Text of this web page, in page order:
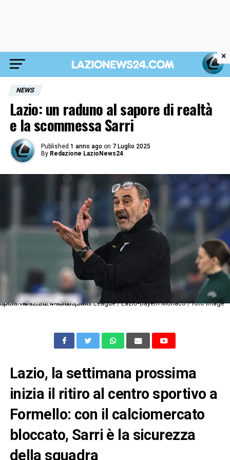
NEWS
Lazio: un raduno al sapore di realtà
e la scommessa Sarri
Published 1 anno ago on 7 Luglio 2025
By Redazione LazioNews24
Roma 14/02/2024 - Champions League / Lazio-Bayern Monaco / foto Image Sport Nella foto: Maurizio Sarri
Lazio, la settimana prossima
inizia il ritiro al centro sportivo a
Formello: con il calciomercato
bloccato, Sarri è la sicurezza
della squadra
×